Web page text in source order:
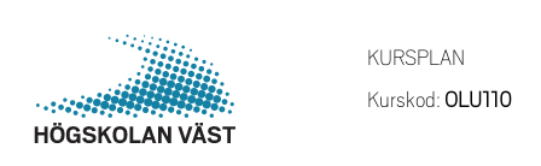
KURSPLAN
Kurskod: OLU110